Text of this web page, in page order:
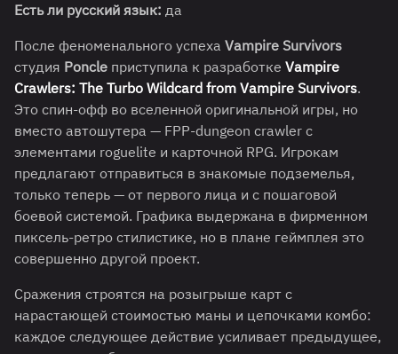
Есть ли русский язык: да
После феноменального успеха Vampire Survivors
студия Poncle приступила к разработке Vampire
Crawlers: The Turbo Wildcard from Vampire Survivors.
Это спин-офф во вселенной оригинальной игры, но
вместо автошутера — FPP-dungeon crawler с
элементами roguelite и карточной RPG. Игрокам
предлагают отправиться в знакомые подземелья,
только теперь — от первого лица и с пошаговой
боевой системой. Графика выдержана в фирменном
пиксель-ретро стилистике, но в плане геймплея это
совершенно другой проект.
Сражения строятся на розыгрыше карт с
нарастающей стоимостью маны и цепочками комбо:
каждое следующее действие усиливает предыдущее,